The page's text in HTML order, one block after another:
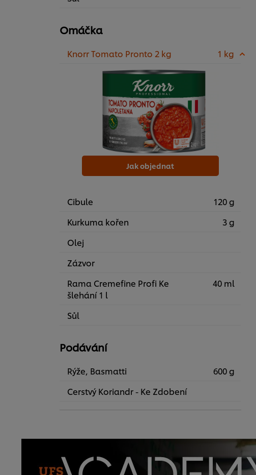
Omáčka
Knorr Tomato Pronto 2 kg 1 kg
Jak objednat
Cibule
120 g
Kurkuma kořen
3 g
Olej
Zázvor
Rama Cremefine Profi Ke
šlehání 1 l
40 ml
Sůl
Podávání
Rýže, Basmatti
600 g
Cerstvý Koriandr - Ke Zdobení